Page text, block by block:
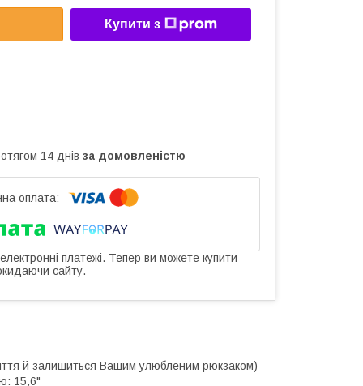
Купити з
14 днів за домовленістю
платежі. Тепер ви можете купити
сайту.
й залишиться Вашим улюбленим рюкзаком)
15,6"